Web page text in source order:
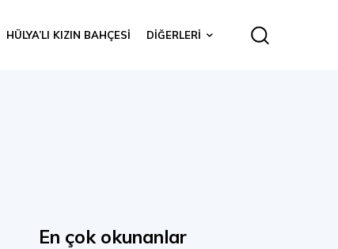
HÜLYA’LI KIZIN BAHÇESI DIĞERLERI
En çok okunanlar